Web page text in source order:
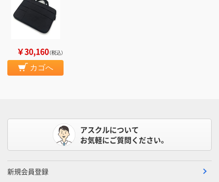
￥30,160（税込）
カゴへ
アスクルについて
お気軽にご質問ください。
新規会員登録